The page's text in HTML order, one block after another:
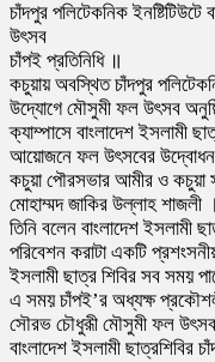
চাঁদপুর পলিটেকনিক
উৎসব
চাঁপই প্রতিনিধি ॥
কচুয়ায় অবস্থিত চাঁদপুর
উদ্যোগে মৌসুমী ফল উৎসব
ক্যাম্পাসে বাংলাদেশ ইসলামী
আয়োজনে ফল উৎসবের উদ্বোধন
কচুয়া পৌরসভার আমীর ও কচুয়া
মোহাম্মদ জাকির উল্লাহ শাজলী ।
তিনি বলেন বাংলাদেশ ইসলামী
পরিবেশন করাটা একটি
ইসলামী ছাত্র শিবির সব সময়
এ সময় চাঁপই’র অধ্যক্ষ
সৌরভ চৌধুরীূ মৌসুমী ফল উৎসব
বাংলাদেশ ইসলামী ছাত্রশিবির